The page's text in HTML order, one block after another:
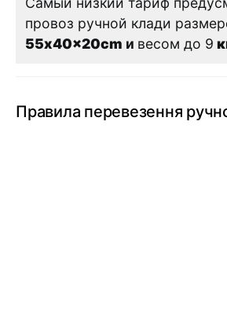
провоз ручной клади
55x40x20cm и весом до 9
Правила перевезення